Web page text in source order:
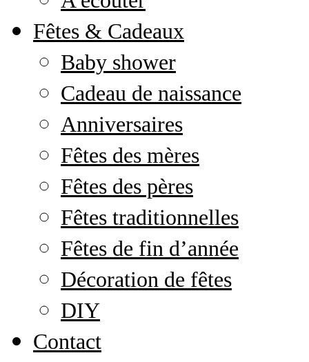
Fêtes & Cadeaux
Baby shower
Cadeau de naissance
Anniversaires
Fêtes des mères
Fêtes des pères
Fêtes traditionnelles
Fêtes de fin d’année
Décoration de fêtes
DIY
Contact